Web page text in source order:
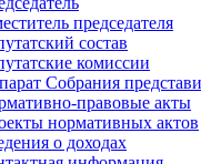
председателя
состав
комиссии
Собрания
правовые акты
нормативных актов
о доходах